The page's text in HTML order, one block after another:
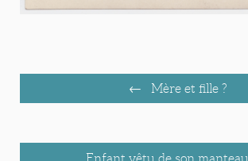
Mère et fille ?
Enfant vêtu de son manteau